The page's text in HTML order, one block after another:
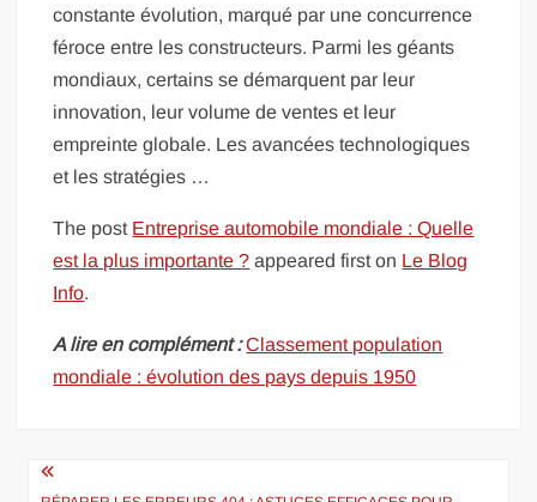
constante évolution, marqué par une concurrence
féroce entre les constructeurs. Parmi les géants
mondiaux, certains se démarquent par leur
innovation, leur volume de ventes et leur
empreinte globale. Les avancées technologiques
et les stratégies …
The post Entreprise automobile mondiale : Quelle
est la plus importante ? appeared first on Le Blog
Info.
A lire en complément : Classement population
mondiale : évolution des pays depuis 1950
Navigation